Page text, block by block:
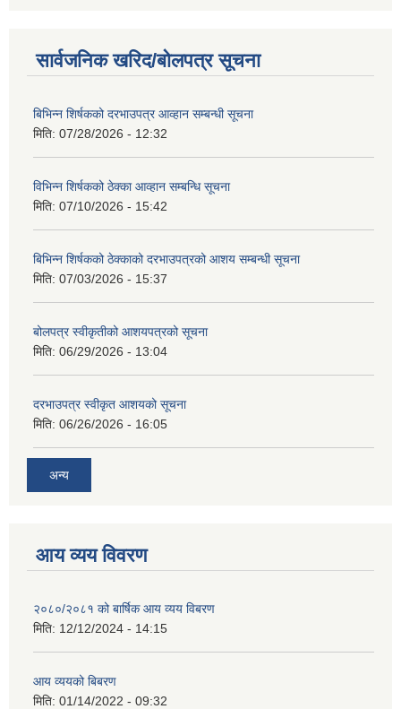
सार्वजनिक खरिद/बोलपत्र सूचना
बिभिन्‍न शिर्षकको दरभाउपत्र आव्हान सम्बन्धी सूचना
मिति: 07/28/2026 - 12:32
विभिन्न शिर्षकको ठेक्का आव्हान सम्बन्धि सूचना
मिति: 07/10/2026 - 15:42
बिभिन्‍न शिर्षकको ठेक्काको दरभाउपत्रको आशय सम्बन्धी सूचना
मिति: 07/03/2026 - 15:37
बोलपत्र स्वीकृतीको आशयपत्रको सूचना
मिति: 06/29/2026 - 13:04
दरभाउपत्र स्वीकृत आशयको सूचना
मिति: 06/26/2026 - 16:05
अन्य
आय व्यय विवरण
२०८०/२०८१ को बार्षिक आय व्यय विबरण
मिति: 12/12/2024 - 14:15
आय व्ययको बिबरण
मिति: 01/14/2022 - 09:32